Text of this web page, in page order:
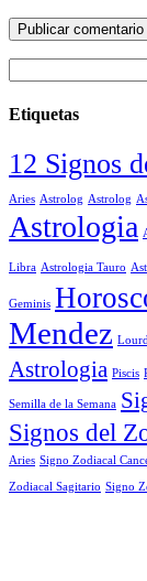
Etiquetas
12 Signos
Aries Astrolog Astrolog
Astrologia
Libra Astrologia Tauro
Geminis
Mendez
Astrologia Piscis
Semilla de la Semana
Signos del
Aries Signo Zodiacal
Zodiacal Sagitario Signo